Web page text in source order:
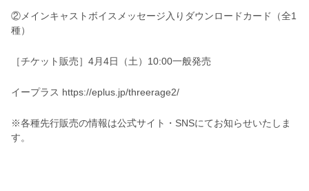
②メインキャストボイスメッセージ⼊りダウンロードカード（全1
種）
［チケット販売］4⽉4⽇（⼟）10:00⼀般発売
イープラス https://eplus.jp/threerage2/
※各種先⾏販売の情報は公式サイト・SNSにてお知らせいたしま
す。